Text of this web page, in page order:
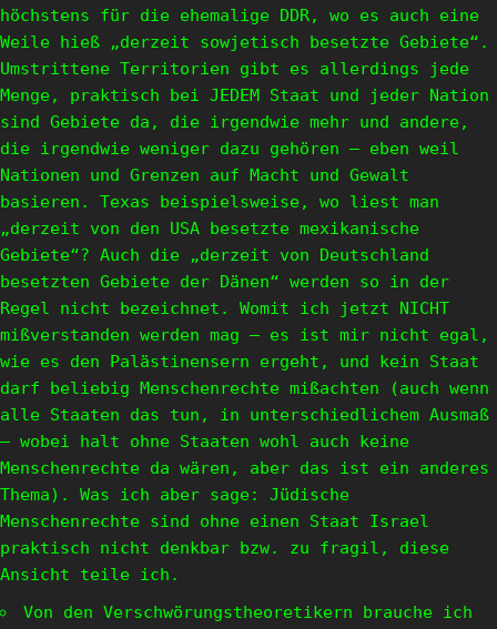
höchstens für die ehemalige DDR, wo es auch eine
Weile hieß „derzeit sowjetisch besetzte Gebiete“.
Umstrittene Territorien gibt es allerdings jede
Menge, praktisch bei JEDEM Staat und jeder Nation
sind Gebiete da, die irgendwie mehr und andere,
die irgendwie weniger dazu gehören – eben weil
Nationen und Grenzen auf Macht und Gewalt
basieren. Texas beispielsweise, wo liest man
„derzeit von den USA besetzte mexikanische
Gebiete“? Auch die „derzeit von Deutschland
besetzten Gebiete der Dänen“ werden so in der
Regel nicht bezeichnet. Womit ich jetzt NICHT
mißverstanden werden mag – es ist mir nicht egal,
wie es den Palästinensern ergeht, und kein Staat
darf beliebig Menschenrechte mißachten (auch wenn
alle Staaten das tun, in unterschiedlichem Ausmaß
– wobei halt ohne Staaten wohl auch keine
Menschenrechte da wären, aber das ist ein anderes
Thema). Was ich aber sage: Jüdische
Menschenrechte sind ohne einen Staat Israel
praktisch nicht denkbar bzw. zu fragil, diese
Ansicht teile ich.
Von den Verschwörungstheoretikern brauche ich